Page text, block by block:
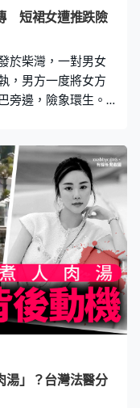
收掣不及撞倒 事
徬徨無助，該名女
短裙女遭推跌險
於柴灣，一對男女
，男方一度將女方
旁邊，險象環生。
取消、停免費檢
文看內地通關二維
一文看｜附申報網
到、私人泳池、新
遭小巴撞 有網民在
段影片，事發地點
黑色短裙的女子走
攞番嚟啦，乜X嘢
跌，撞向後面正在
未有造成意外。 男
來扯著男方衣服的
看手機。此時兩人
男方亦反擊打回女
湯」？台灣法醫分